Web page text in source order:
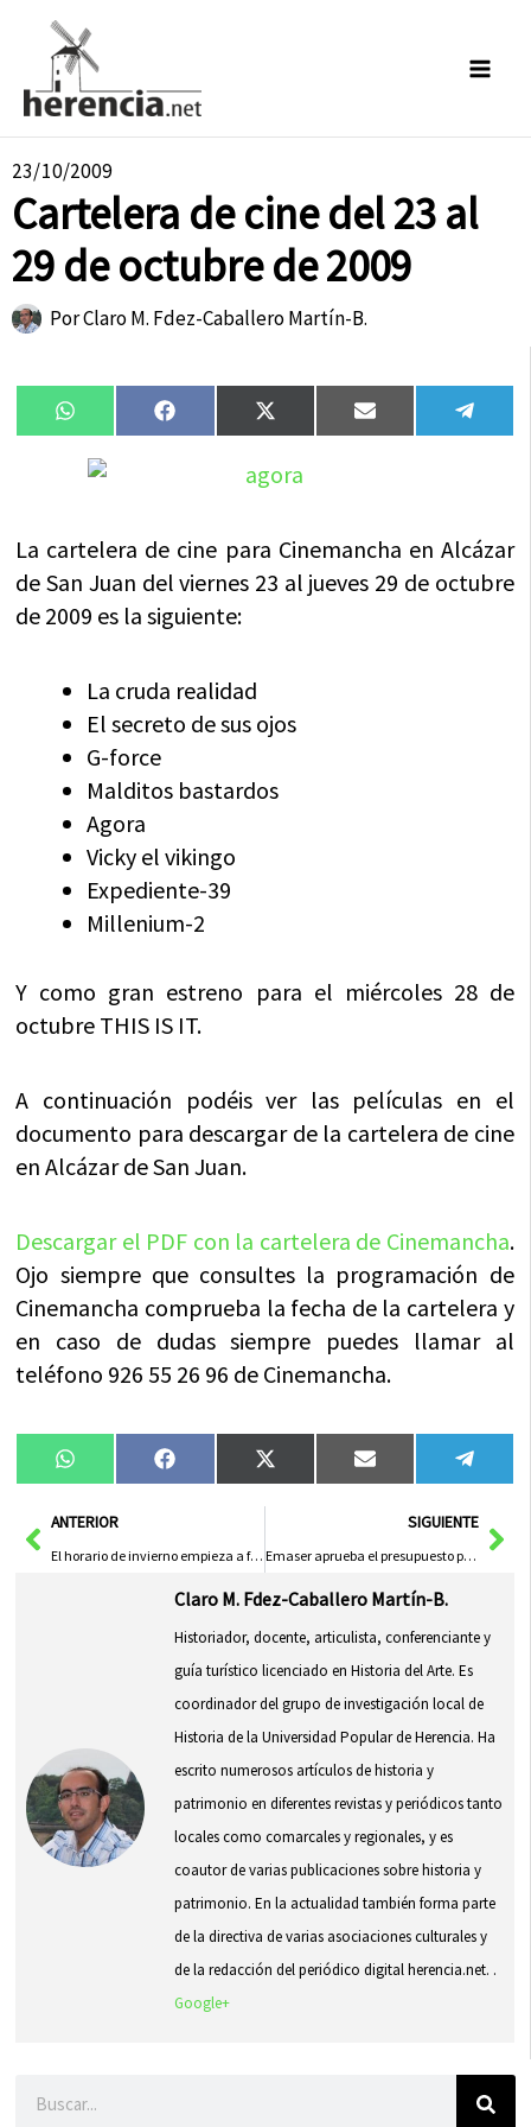
contenido
23/10/2009
Cartelera de cine del 23 al
29 de octubre de 2009
PorClaro M. Fdez-Caballero Martín-B.
Compartir
en
WhatsAppCompartir
en
FacebookCompartir
en
X
(Twitter)
Compartir
en
Email
en
La cartelera de cine para Cinemancha en Alcázar
de San Juan del viernes 23 al jueves 29 de octubre
de 2009 es la siguiente:
La cruda realidad
El secreto de sus ojos
G-force
Malditos bastardos
Agora
Vicky el vikingo
Expediente-39
Millenium-2
Y como gran estreno para el miércoles 28 de
octubre THIS IS IT.
A continuación podéis ver las películas en el
documento para descargar de la cartelera de cine
en Alcázar de San Juan.
Descargar el PDF con la cartelera de Cinemancha.
Ojo siempre que consultes la programación de
Cinemancha comprueba la fecha de la cartelera y
en caso de dudas siempre puedes llamar al
teléfono 926 55 26 96 de Cinemancha.
Compartir
en
WhatsAppCompartir
en
FacebookCompartir
en
X
(Twitter)
Compartir
en
Email
en
AntANTERIOR
El horario de invierno empieza a funcionar a partir de este fin de semana
SIGUIENTE
Emaser aprueba el presupuesto para el 2010 por una cantidad de 3.799.622 euros
Claro M. Fdez-Caballero Martín-B.
Historiador, docente, articulista, conferenciante y
guía turístico licenciado en Historia del Arte. Es
coordinador del grupo de investigación local de
Historia de la Universidad Popular de Herencia. Ha
escrito numerosos artículos de historia y
patrimonio en diferentes revistas y periódicos tanto
locales como comarcales y regionales, y es
coautor de varias publicaciones sobre historia y
patrimonio. En la actualidad también forma parte
de la directiva de varias asociaciones culturales y
de la redacción del periódico digital herencia.net. .
Google+